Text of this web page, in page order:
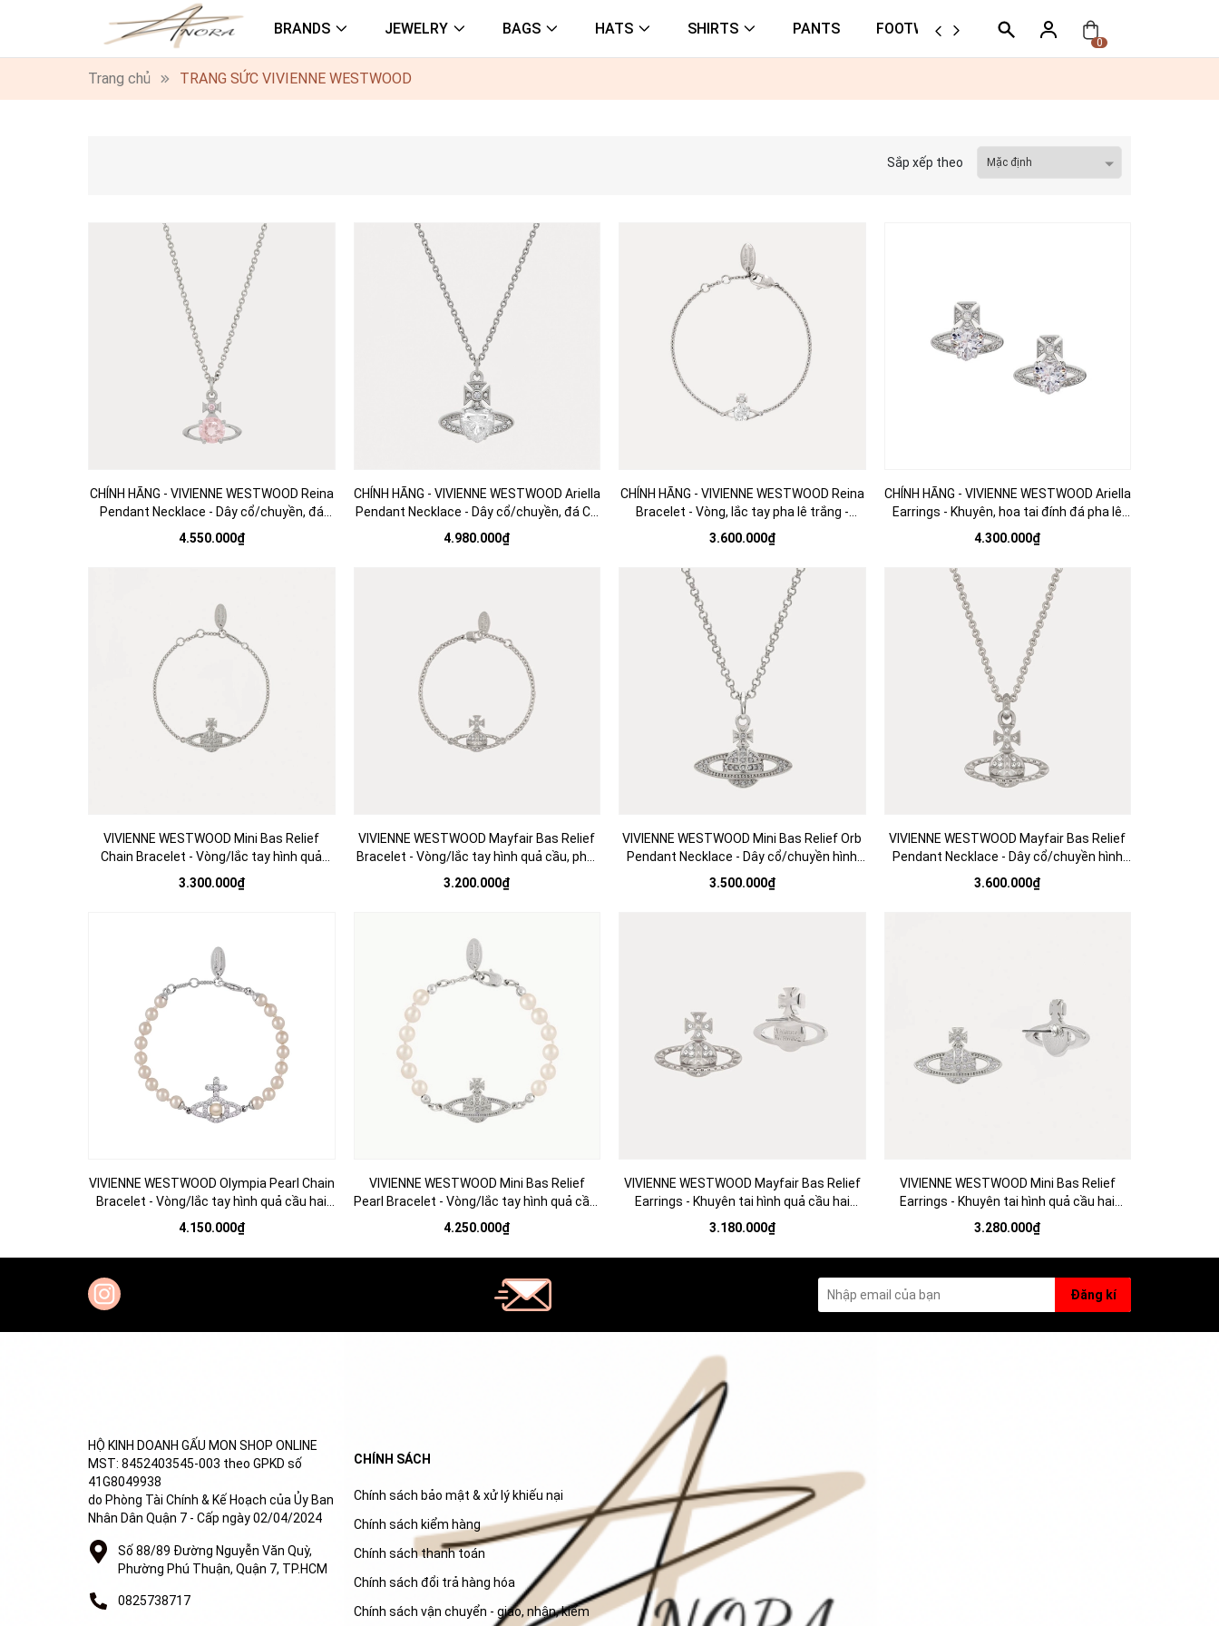
BRANDS JEWELRY BAGS HATS SHIRTS PANTS FOOTWEAR ORTHER
0
Trang chủ TRANG SỨC VIVIENNE WESTWOOD
Sắp xếp theo
CHÍNH HÃNG - VIVIENNE WESTWOOD Reina
Pendant Necklace - Dây cổ/chuyền, đá
pha lê màu hồng nhạt - Jewelry
4.550.000₫
CHÍNH HÃNG - VIVIENNE WESTWOOD Ariella
Pendant Necklace - Dây cổ/chuyền, đá CZ
trắng trái tim - JEWELRY
4.980.000₫
CHÍNH HÃNG - VIVIENNE WESTWOOD Reina
Bracelet - Vòng, lắc tay pha lê trắng -
JEWELRY
3.600.000₫
CHÍNH HÃNG - VIVIENNE WESTWOOD Ariella
Earrings - Khuyên, hoa tai đính đá pha lê
hình trái tim - JEWELRY
4.300.000₫
VIVIENNE WESTWOOD Mini Bas Relief
Chain Bracelet - Vòng/lắc tay hình quả
cầu, phối đá CZ - JEWELRY BRACELETS
3.300.000₫
VIVIENNE WESTWOOD Mayfair Bas Relief
Bracelet - Vòng/lắc tay hình quả cầu, phối
đá CZ - JEWELRY BRACELETS
3.200.000₫
VIVIENNE WESTWOOD Mini Bas Relief Orb
Pendant Necklace - Dây cổ/chuyền hình
quả cầu hai chiều, phối đá CZ trắng -
JEWELRY NECKLACE
3.500.000₫
VIVIENNE WESTWOOD Mayfair Bas Relief
Pendant Necklace - Dây cổ/chuyền hình
quả cầu hai chiều, phối đá CZ trắng -
JEWELRY NECKLACE
3.600.000₫
VIVIENNE WESTWOOD Olympia Pearl Chain
Bracelet - Vòng/lắc tay hình quả cầu hai
chiều, phối đá CZ trắng, pha lê ngọc trai -
JEWELRY BRACELETS
4.150.000₫
VIVIENNE WESTWOOD Mini Bas Relief
Pearl Bracelet - Vòng/lắc tay hình quả cầu,
phối đá pha lê trắng, pha lê ngọc trai -
JEWELRY BRACELETS
4.250.000₫
VIVIENNE WESTWOOD Mayfair Bas Relief
Earrings - Khuyên tai hình quả cầu hai
chiều, phối đá pha lê trắng - JEWELRY
EARRINGS
3.180.000₫
VIVIENNE WESTWOOD Mini Bas Relief
Earrings - Khuyên tai hình quả cầu hai
chiều, phối đá pha lê trắng - JEWELRY
EARRINGS
3.280.000₫
Đăng kí
HỘ KINH DOANH GẤU MON SHOP ONLINE
MST: 8452403545-003 theo GPKD số
41G8049938
do Phòng Tài Chính & Kế Hoạch của Ủy Ban
Nhân Dân Quận 7 - Cấp ngày 02/04/2024
Số 88/89 Đường Nguyễn Văn Quỳ,
Phường Phú Thuận, Quận 7, TP.HCM
0825738717
CHÍNH SÁCH
Chính sách bảo mật & xử lý khiếu nại
Chính sách kiểm hàng
Chính sách thanh toán
Chính sách đổi trả hàng hóa
Chính sách vận chuyển - giao, nhận, kiểm